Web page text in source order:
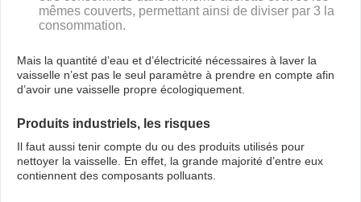
mêmes couverts, permettant ainsi de diviser par 3 la
consommation.
Mais la quantité d’eau et d’électricité nécessaires à laver la
vaisselle n’est pas le seul paramètre à prendre en compte afin
d’avoir une vaisselle propre écologiquement.
Produits industriels, les risques
Il faut aussi tenir compte du ou des produits utilisés pour
nettoyer la vaisselle. En effet, la grande majorité d’entre eux
contiennent des composants polluants.